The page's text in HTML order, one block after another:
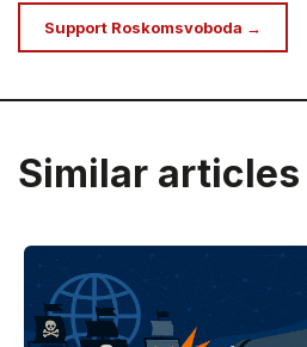
Support Roskomsvoboda →
Similar articles